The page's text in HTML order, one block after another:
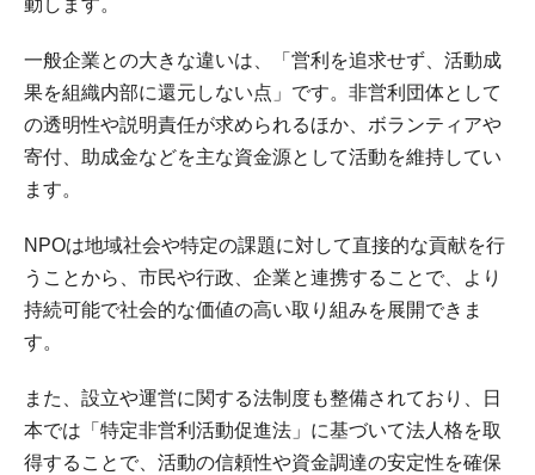
動します。
一般企業との大きな違いは、「営利を追求せず、活動成
果を組織内部に還元しない点」です。非営利団体として
の透明性や説明責任が求められるほか、ボランティアや
寄付、助成金などを主な資金源として活動を維持してい
ます。
NPOは地域社会や特定の課題に対して直接的な貢献を行
うことから、市民や行政、企業と連携することで、より
持続可能で社会的な価値の高い取り組みを展開できま
す。
また、設立や運営に関する法制度も整備されており、日
本では「特定非営利活動促進法」に基づいて法人格を取
得することで、活動の信頼性や資金調達の安定性を確保